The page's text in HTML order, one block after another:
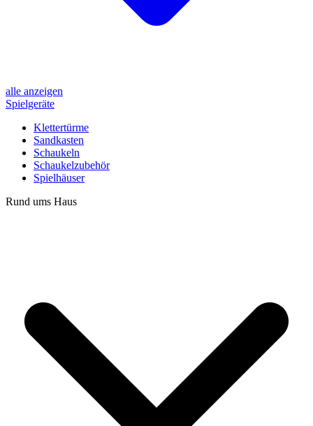
alle anzeigen
Spielgeräte
Klettertürme
Sandkasten
Schaukeln
Schaukelzubehör
Spielhäuser
Rund ums Haus